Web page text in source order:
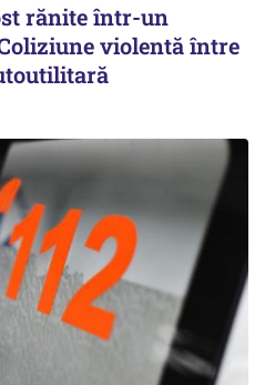
rănite într-un
violentă între